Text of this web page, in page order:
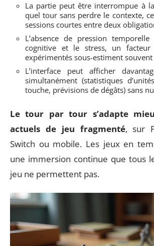
La partie peut être interrompue à
quel tour sans perdre le contexte,
sessions courtes entre deux
L’absence de pression
cognitive et le stress, un
expérimentés sous-estiment souvent
L’interface peut afficher
simultanément (statistiques
touche, prévisions de dégâts) sans
Le tour par tour s’adapte
actuels de jeu fragmenté, sur
Switch ou mobile. Les jeux en
une immersion continue que tous
jeu ne permettent pas.